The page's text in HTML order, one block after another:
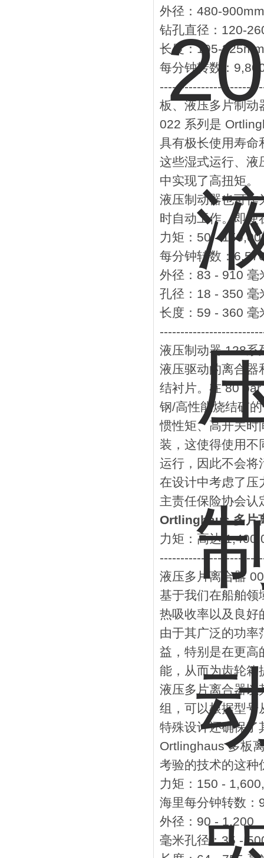
外径：480-900mm
钻孔直径：120-
长度：195-325mm
每分钟转数：
板、液压多片制动
022 系列是
具有极长使用寿命
这些湿式运行、液
中实现了高扭矩。
液压制动器也可作
时自动工作。即使
力矩：50 -
每分钟转数：
外径：83 - 910 毫
孔径：18 - 350 毫
长度：59 - 360 毫
液压制动器 128系
液压驱动的离合器
结衬片。在 80
钢/高性能烧结矿
惯性矩、高开关时
装，这使得使用不
运行，因此不会将
在设计中考虑了压
主责任保险协会认
Ortlinghaus 多片
力矩：高达
液压多片离合器
基于我们在船舶领
热吸收率以及良好
由于其广泛的功率
益，特别是在更高
能，从而为齿轮箱
液压多片离合器以
组，可以根据型号
特殊设计还确保了
Ortlinghaus 多板
考验的技术的这种
力矩：150 -
海里每分钟转数
外径：90 - 1,200
毫米孔径：35 -